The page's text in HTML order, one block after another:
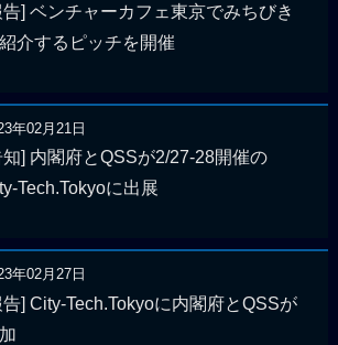
告] ベンチャーカフェ東京でみちびき
介するピッチを開催
年02月21日
知] 内閣府とQSSが2/27-28開催の
Tech.Tokyoに出展
年02月27日
告] City-Tech.Tokyoに内閣府とQSSが